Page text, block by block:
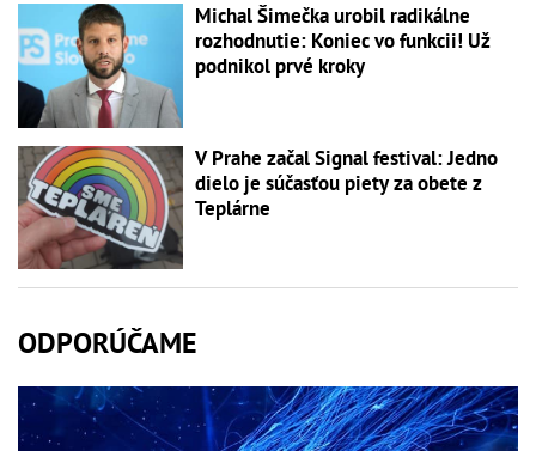
Michal Šimečka urobil radikálne
rozhodnutie: Koniec vo funkcii! Už
podnikol prvé kroky
V Prahe začal Signal festival: Jedno
dielo je súčasťou piety za obete z
Teplárne
ODPORÚČAME